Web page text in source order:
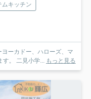
ムキッチン
ーカドー、ハローズ、マ
。 二見小学...
もっと見る